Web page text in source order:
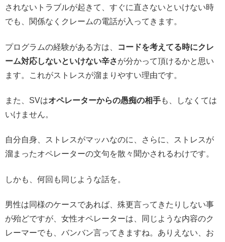
されないトラブルが起きて、すぐに直さないといけない時
でも、関係なくクレームの電話が入ってきます。
プログラムの経験がある方は、
コードを考えてる時にクレ
ーム対応しないといけない辛さが分かって頂けるかと思い
ます。これがストレスが溜まりやすい理由です。
また、SVはオペレーターからの愚痴の相手も、しなくては
いけません。
自分自身、ストレスがマッハなのに、さらに、ストレスが
溜まったオペレーターの文句を散々聞かされるわけです。
しかも、何回も同じような話を。
男性は同様のケースであれば、殊更言ってきたりしない事
が殆どですが、女性オペレーターは、同じような内容のク
レーマーでも、バンバン言ってきますね。ありえない、お